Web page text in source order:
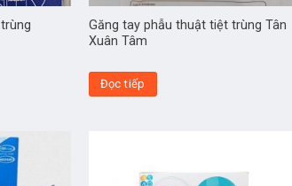
Găng tay phẫu thuật tiệt trùng Tân
Xuân Tâm
Đọc tiếp